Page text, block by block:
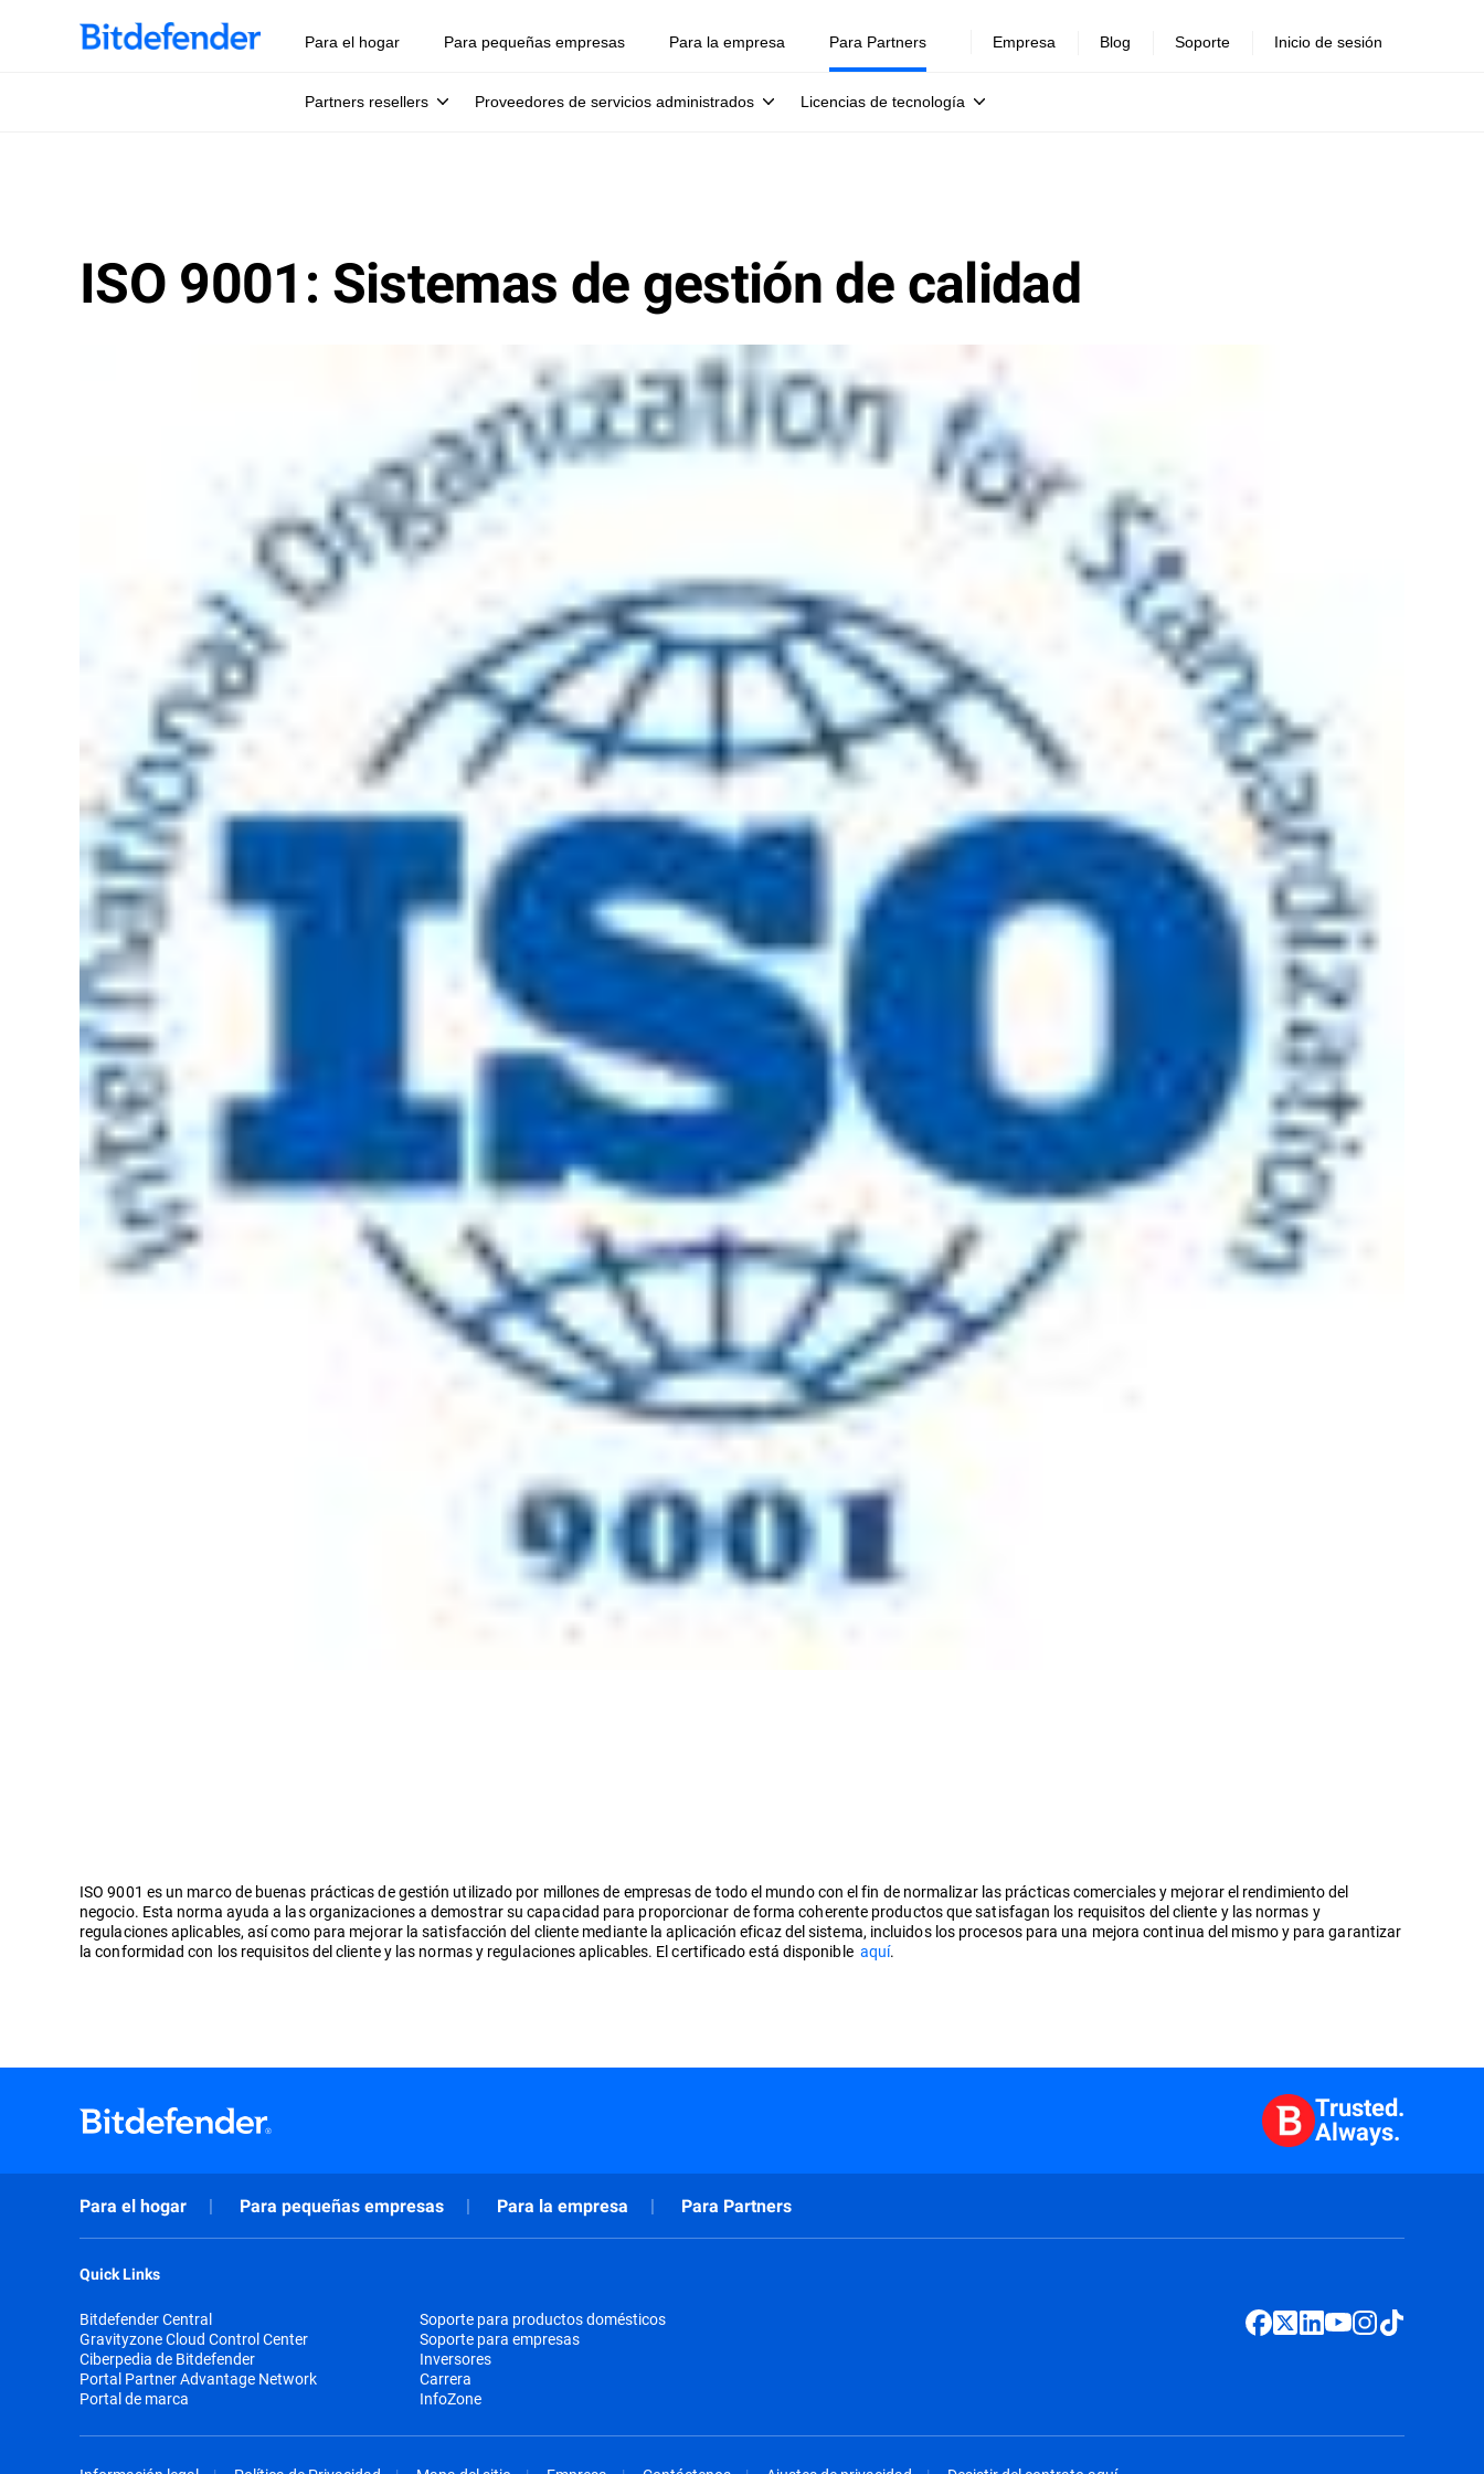
Para el hogar Para pequeñas empresas Para la empresa Para Partners
Partners resellers Proveedores de servicios administrados Licencias de tecnología
Empresa Blog Soporte Inicio de sesión
ISO 9001: Sistemas de gestión de calidad
ISO 9001 es un marco de buenas prácticas de gestión utilizado por millones de empresas de todo el mundo con el fin de normalizar las prácticas comerciales y mejorar el rendimiento del
negocio. Esta norma ayuda a las organizaciones a demostrar su capacidad para proporcionar de forma coherente productos que satisfagan los requisitos del cliente y las normas y
regulaciones aplicables, así como para mejorar la satisfacción del cliente mediante la aplicación eficaz del sistema, incluidos los procesos para una mejora continua del mismo y para garantizar
la conformidad con los requisitos del cliente y las normas y regulaciones aplicables. El certificado está disponible aquí.
Trusted.
Always.
Para el hogar Para pequeñas empresas Para la empresa Para Partners
Quick Links
Bitdefender Central
Gravityzone Cloud Control Center
Ciberpedia de Bitdefender
Portal Partner Advantage Network
Portal de marca
Soporte para productos domésticos
Soporte para empresas
Inversores
Carrera
InfoZone